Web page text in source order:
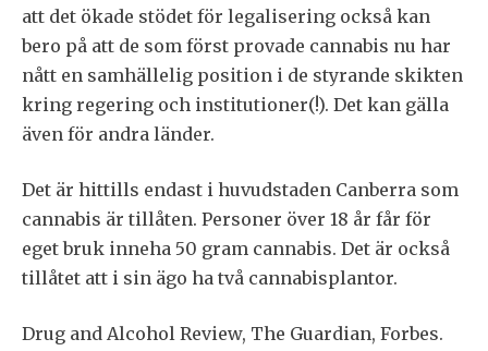
att det ökade stödet för legalisering också kan
bero på att de som först provade cannabis nu har
nått en samhällelig position i de styrande skikten
kring regering och institutioner(!). Det kan gälla
även för andra länder.
Det är hittills endast i huvudstaden Canberra som
cannabis är tillåten. Personer över 18 år får för
eget bruk inneha 50 gram cannabis. Det är också
tillåtet att i sin ägo ha två cannabisplantor.
Drug and Alcohol Review, The Guardian, Forbes.